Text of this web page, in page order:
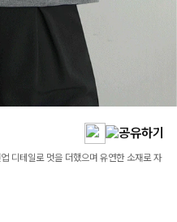
디테일로 멋을 더했으며 유연한 소재로 자